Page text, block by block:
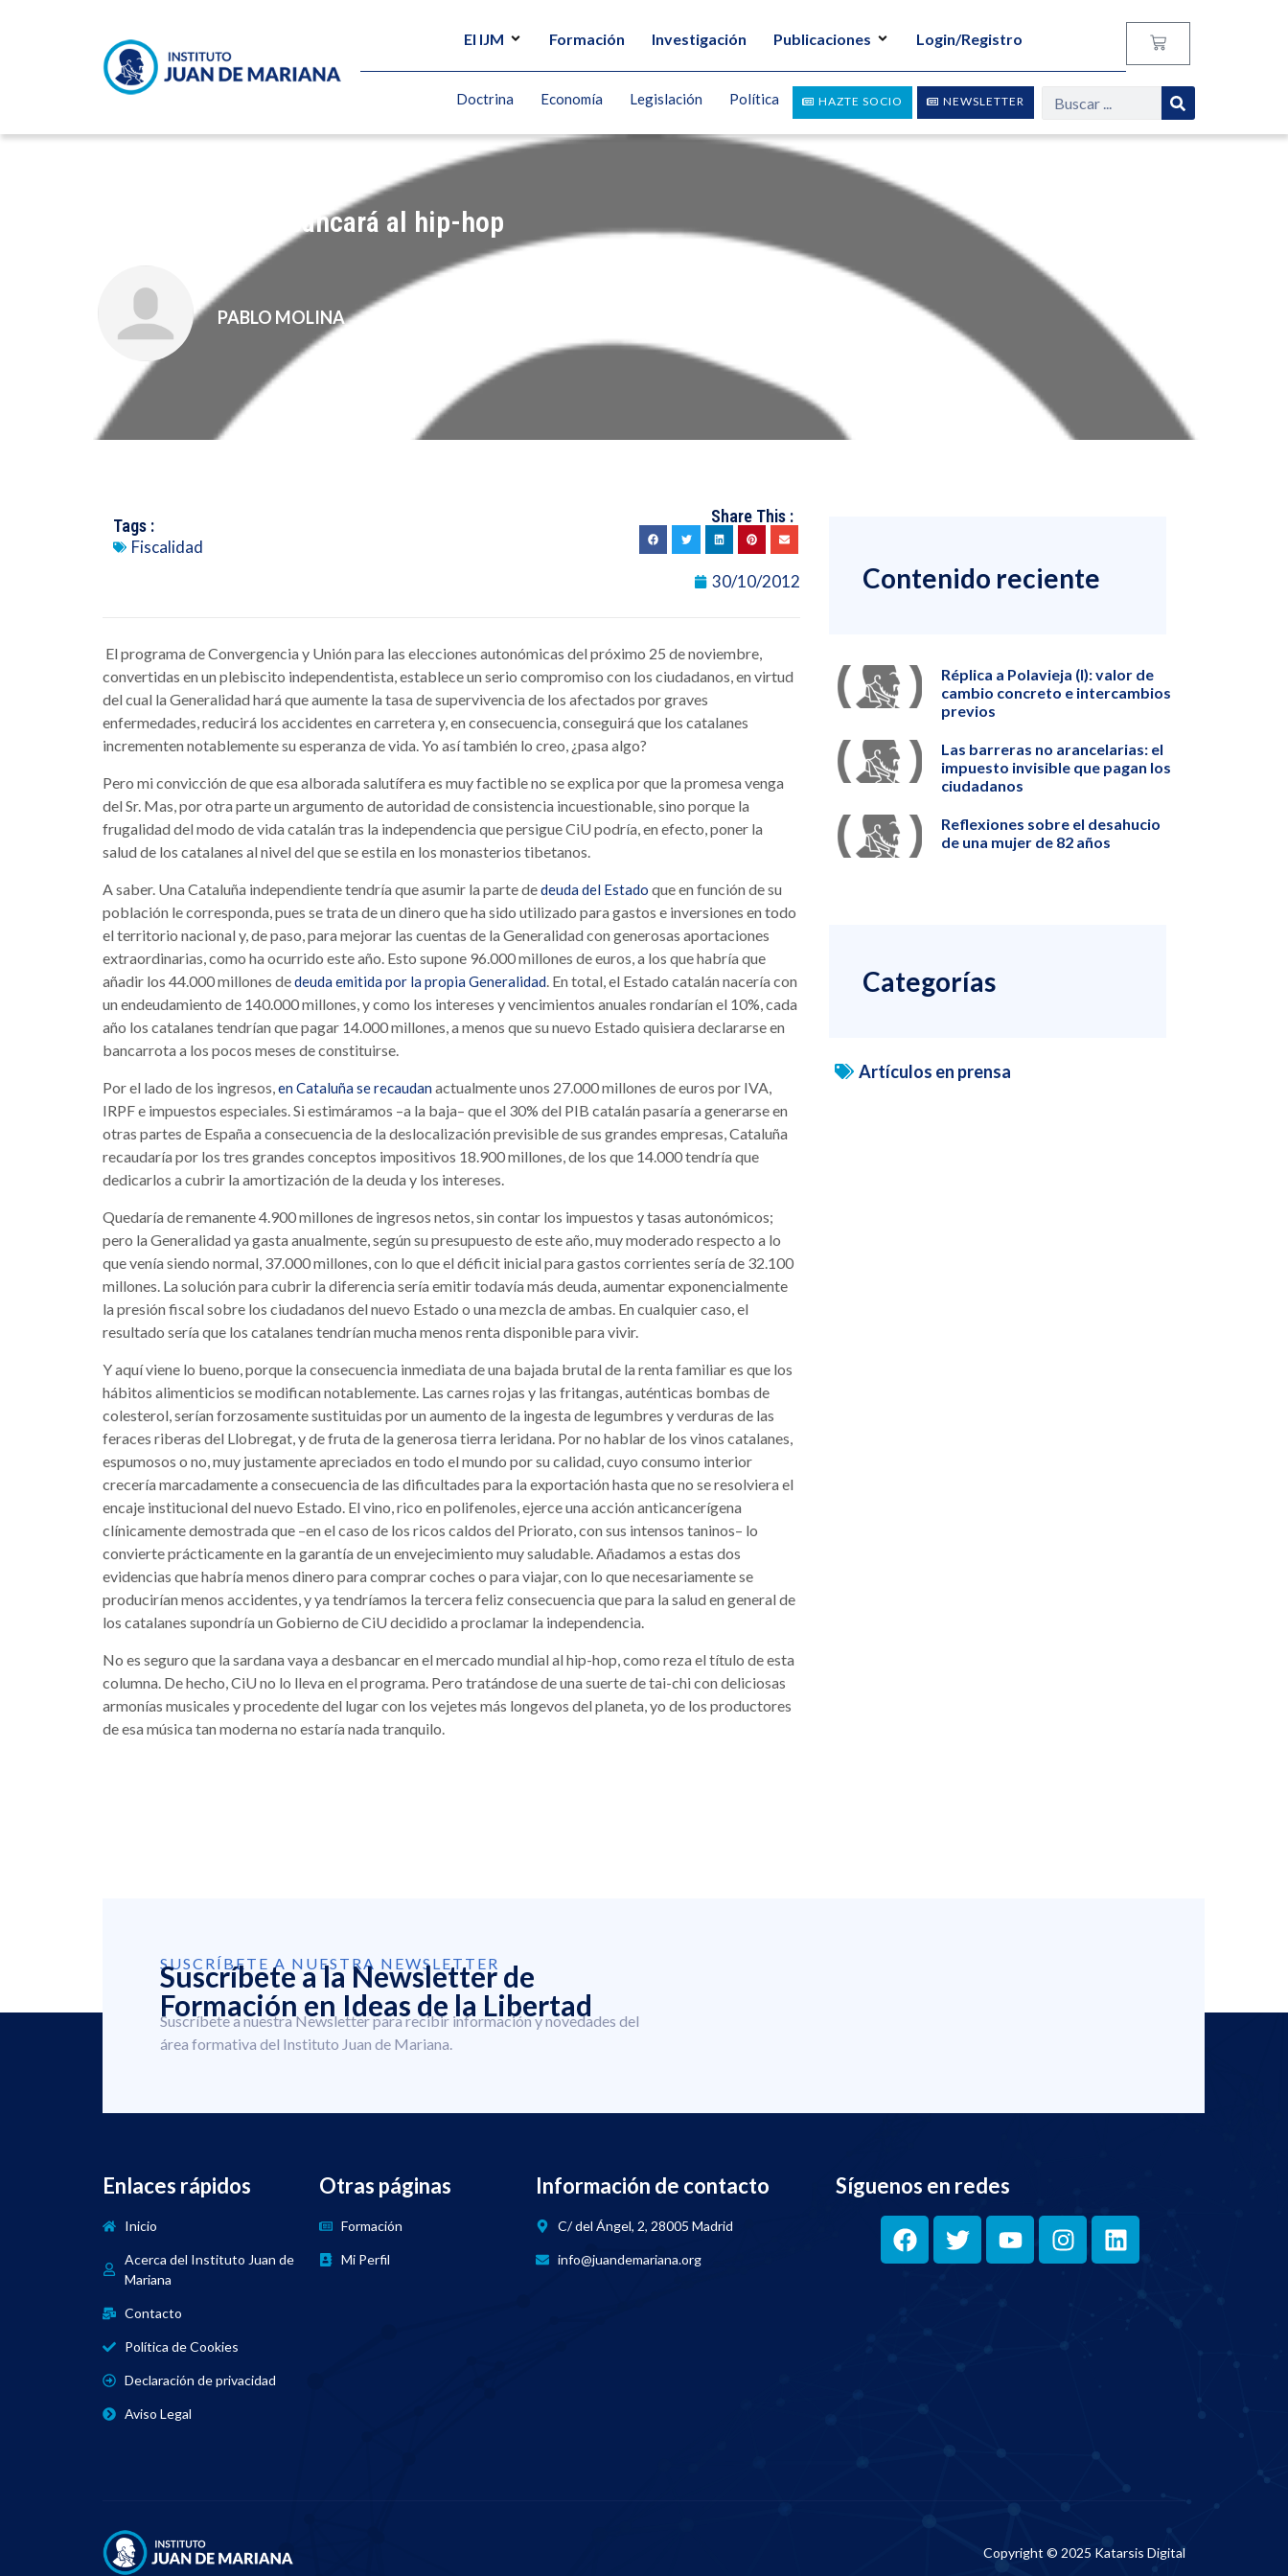
El IJM Formación Investigación Publicaciones Login/Registro
NEWSLETTER
HAZTE SOCIO
Doctrina Economía Legislación Política
Y la sardana desbancará al hip-hop
PABLO MOLINA
Tags :
Fiscalidad
Share This :
30/10/2012
El programa de Convergencia y Unión para las elecciones autonómicas del próximo 25 de noviembre,
convertidas en un plebiscito independentista, establece un serio compromiso con los ciudadanos, en virtud
del cual la Generalidad hará que aumente la tasa de supervivencia de los afectados por graves
enfermedades, reducirá los accidentes en carretera y, en consecuencia, conseguirá que los catalanes
incrementen notablemente su esperanza de vida. Yo así también lo creo, ¿pasa algo?
Pero mi convicción de que esa alborada salutífera es muy factible no se explica por que la promesa venga
del Sr. Mas, por otra parte un argumento de autoridad de consistencia incuestionable, sino porque la
frugalidad del modo de vida catalán tras la independencia que persigue CiU podría, en efecto, poner la
salud de los catalanes al nivel del que se estila en los monasterios tibetanos.
A saber. Una Cataluña independiente tendría que asumir la parte dedeuda del Estado que en función de su
población le corresponda, pues se trata de un dinero que ha sido utilizado para gastos e inversiones en todo
el territorio nacional y, de paso, para mejorar las cuentas de la Generalidad con generosas aportaciones
extraordinarias, como ha ocurrido este año. Esto supone 96.000 millones de euros, a los que habría que
añadir los 44.000 millones dedeuda emitida por la propia Generalidad. En total, el Estado catalán nacería con
un endeudamiento de 140.000 millones, y como los intereses y vencimientos anuales rondarían el 10%, cada
año los catalanes tendrían que pagar 14.000 millones, a menos que su nuevo Estado quisiera declararse en
bancarrota a los pocos meses de constituirse.
Por el lado de los ingresos,en Cataluña se recaudan actualmente unos 27.000 millones de euros por IVA,
IRPF e impuestos especiales. Si estimáramos –a la baja– que el 30% del PIB catalán pasaría a generarse en
otras partes de España a consecuencia de la deslocalización previsible de sus grandes empresas, Cataluña
recaudaría por los tres grandes conceptos impositivos 18.900 millones, de los que 14.000 tendría que
dedicarlos a cubrir la amortización de la deuda y los intereses.
Quedaría de remanente 4.900 millones de ingresos netos, sin contar los impuestos y tasas autonómicos;
pero la Generalidad ya gasta anualmente, según su presupuesto de este año, muy moderado respecto a lo
que venía siendo normal, 37.000 millones, con lo que el déficit inicial para gastos corrientes sería de 32.100
millones. La solución para cubrir la diferencia sería emitir todavía más deuda, aumentar exponencialmente
la presión fiscal sobre los ciudadanos del nuevo Estado o una mezcla de ambas. En cualquier caso, el
resultado sería que los catalanes tendrían mucha menos renta disponible para vivir.
Y aquí viene lo bueno, porque la consecuencia inmediata de una bajada brutal de la renta familiar es que los
hábitos alimenticios se modifican notablemente. Las carnes rojas y las fritangas, auténticas bombas de
colesterol, serían forzosamente sustituidas por un aumento de la ingesta de legumbres y verduras de las
feraces riberas del Llobregat, y de fruta de la generosa tierra leridana. Por no hablar de los vinos catalanes,
espumosos o no, muy justamente apreciados en todo el mundo por su calidad, cuyo consumo interior
crecería marcadamente a consecuencia de las dificultades para la exportación hasta que no se resolviera el
encaje institucional del nuevo Estado. El vino, rico en polifenoles, ejerce una acción anticancerígena
clínicamente demostrada que –en el caso de los ricos caldos del Priorato, con sus intensos taninos– lo
convierte prácticamente en la garantía de un envejecimiento muy saludable. Añadamos a estas dos
evidencias que habría menos dinero para comprar coches o para viajar, con lo que necesariamente se
producirían menos accidentes, y ya tendríamos la tercera feliz consecuencia que para la salud en general de
los catalanes supondría un Gobierno de CiU decidido a proclamar la independencia.
No es seguro que la sardana vaya a desbancar en el mercado mundial al hip-hop, como reza el título de esta
columna. De hecho, CiU no lo lleva en el programa. Pero tratándose de una suerte de tai-chi con deliciosas
armonías musicales y procedente del lugar con los vejetes más longevos del planeta, yo de los productores
de esa música tan moderna no estaría nada tranquilo.
Contenido reciente
Réplica a Polavieja (I): valor de
cambio concreto e intercambios
previos
Las barreras no arancelarias: el
impuesto invisible que pagan los
ciudadanos
Reflexiones sobre el desahucio
de una mujer de 82 años
Categorías
Artículos en prensa
SUSCRÍBETE A NUESTRA NEWSLETTER
Suscríbete a la Newsletter de
Formación en Ideas de la Libertad
Suscríbete a nuestra Newsletter para recibir información y novedades del
área formativa del Instituto Juan de Mariana.
Enlaces rápidos
Inicio
Acerca del Instituto Juan de
Mariana
Contacto
Política de Cookies
Declaración de privacidad
Aviso Legal
Otras páginas
Formación
Mi Perfil
Información de contacto
C/ del Ángel, 2, 28005 Madrid
info@juandemariana.org
Síguenos en redes
Copyright © 2025 Katarsis Digital